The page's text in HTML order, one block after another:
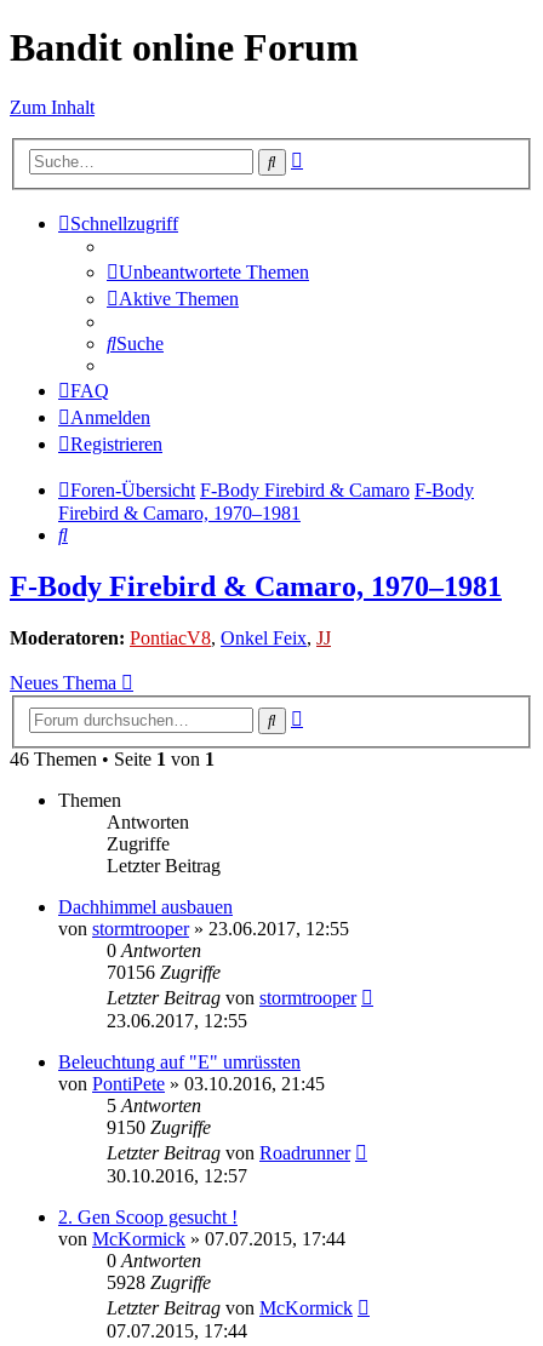
Bandit online Forum
Zum Inhalt
Suche
Schnellzugriff
Unbeantwortete Themen
Aktive Themen
Suche
FAQ
Anmelden
Registrieren
Foren-Übersicht F-Body Firebird & Camaro F-Body
Firebird & Camaro, 1970–1981
Suche
F-Body Firebird & Camaro, 1970–1981
Moderatoren: PontiacV8, Onkel Feix, JJ
Neues Thema
Suche
46 Themen • Seite 1 von 1
Themen
Antworten
Zugriffe
Letzter Beitrag
Dachhimmel ausbauen
von stormtrooper» 23.06.2017, 12:55
0 Antworten
70156 Zugriffe
Letzter Beitrag von stormtrooper
23.06.2017, 12:55
Beleuchtung auf "E" umrüssten
von PontiPete » 03.10.2016, 21:45
5 Antworten
9150 Zugriffe
Letzter Beitrag von Roadrunner
30.10.2016, 12:57
2. Gen Scoop gesucht !
von McKormick » 07.07.2015, 17:44
0 Antworten
5928 Zugriffe
Letzter Beitrag von McKormick
07.07.2015, 17:44